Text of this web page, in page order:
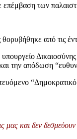
των
από τις
την απόδωση
και δεν